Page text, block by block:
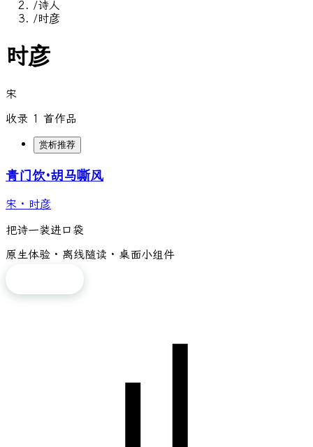
/诗人
/时彦
时彦
宋
收录 1 首作品
赏析推荐
青门饮·胡马嘶风
宋 · 时彦
把诗一装进口袋
原生体验 · 离线随读 · 桌面小组件